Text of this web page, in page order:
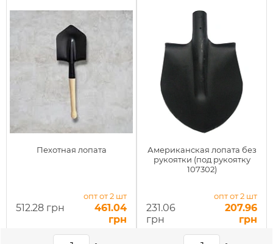
Пехотная лопата
512.28 грн
опт от 2 шт
461.04
грн
Американская лопата без
рукоятки (под рукоятку
107302)
231.06
грн
опт от 2 шт
207.96
грн